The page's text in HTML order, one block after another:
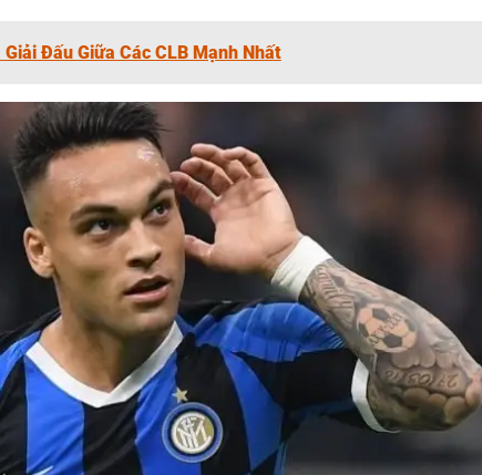
Đấu Giữa Các CLB Mạnh Nhất